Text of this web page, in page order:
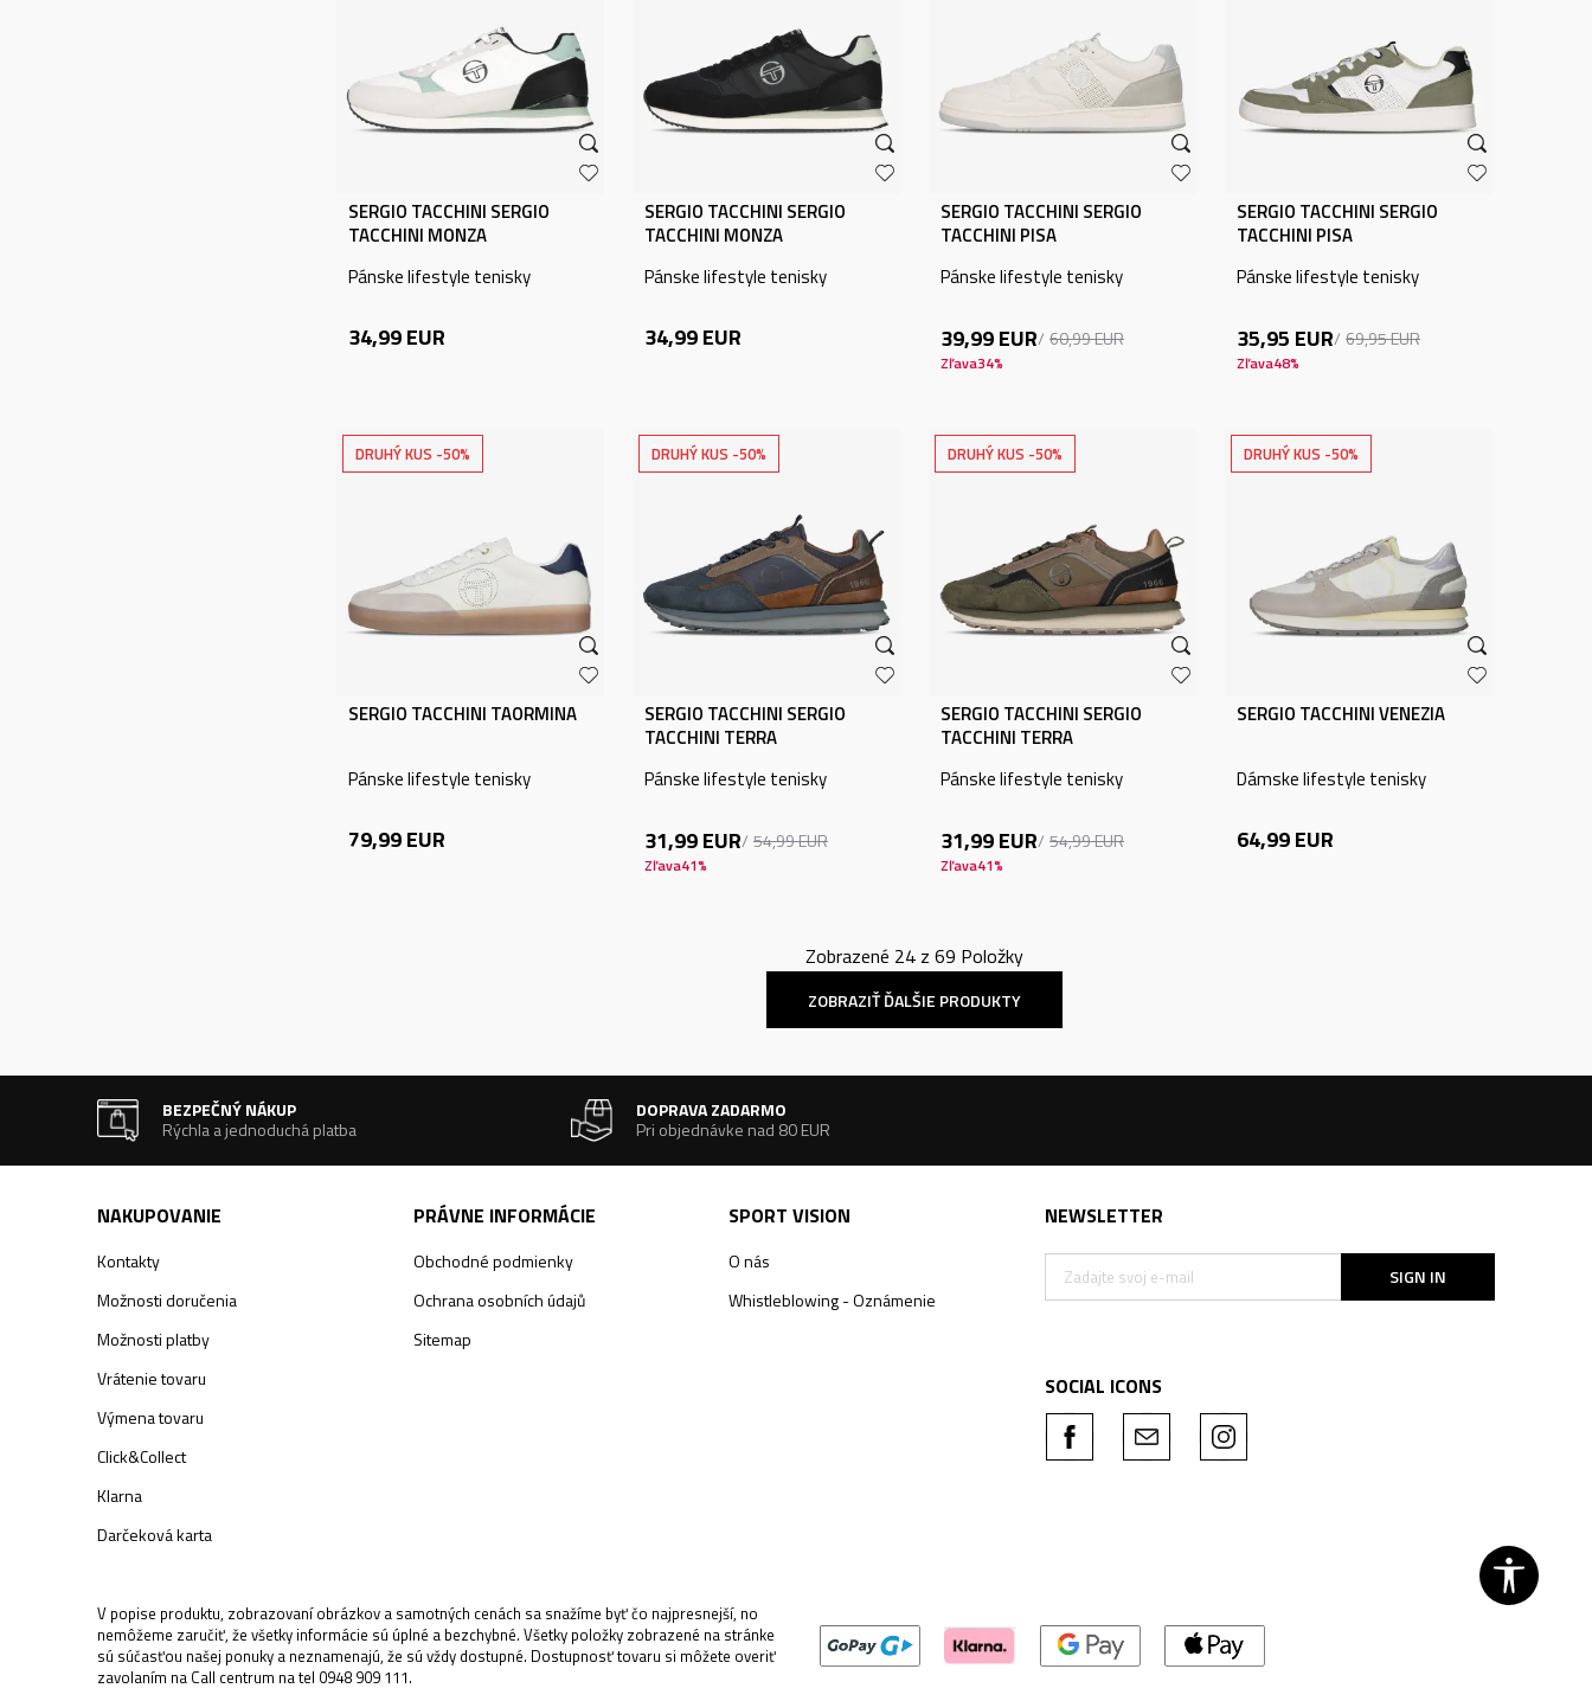
SERGIO TACCHINI SERGIO
TACCHINI MONZA
Pánske lifestyle tenisky
34,99EUR
SERGIO TACCHINI SERGIO
TACCHINI MONZA
Pánske lifestyle tenisky
34,99EUR
SERGIO TACCHINI SERGIO
TACCHINI PISA
Pánske lifestyle tenisky
39,99EUR 60,99EUR
Zľava34%
SERGIO TACCHINI SERGIO
TACCHINI PISA
Pánske lifestyle tenisky
35,95 EUR 69,95EUR
Zľava48%
DRUHÝ KUS -50%
SERGIO TACCHINI TAORMINA
Pánske lifestyle tenisky
79,99EUR
DRUHÝ KUS -50%
SERGIO TACCHINI SERGIO
TACCHINI TERRA
Pánske lifestyle tenisky
31,99EUR 54,99EUR
Zľava41%
DRUHÝ KUS -50%
SERGIO TACCHINI SERGIO
TACCHINI TERRA
Pánske lifestyle tenisky
31,99EUR 54,99EUR
Zľava41%
DRUHÝ KUS -50%
SERGIO TACCHINI VENEZIA
Dámske lifestyle tenisky
64,99EUR
Zobrazené 24 z 69 Položky
ZOBRAZIŤ ĎALŠIE PRODUKTY
BEZPEČNÝ NÁKUP
Rýchla a jednoduchá platba
DOPRAVA ZADARMO
Pri objednávke nad 80 EUR
NAKUPOVANIE
Kontakty
Možnosti doručenia
Možnosti platby
Vrátenie tovaru
Výmena tovaru
Click&Collect
Klarna
Darčeková karta
PRÁVNE INFORMÁCIE
Obchodné podmienky
Ochrana osobních údajů
Sitemap
SPORT VISION
O nás
Whistleblowing - Oznámenie
NEWSLETTER
SIGN IN
SOCIAL ICONS
V popise produktu, zobrazovaní obrázkov a samotných cenách sa snažíme byť čo najpresnejší, no
nemôžeme zaručiť, že všetky informácie sú úplné a bezchybné. Všetky položky zobrazené na stránke
sú súčasťou našej ponuky a neznamenajú, že sú vždy dostupné. Dostupnosť tovaru si môžete overiť
zavolaním na Call centrum na tel 0948 909 111.